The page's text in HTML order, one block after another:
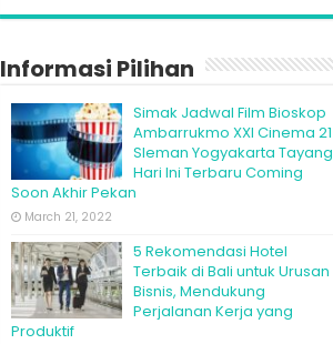
Informasi Pilihan
Simak Jadwal Film Bioskop
Ambarrukmo XXI Cinema 21
Sleman Yogyakarta Tayang
Hari Ini Terbaru Coming
Soon Akhir Pekan
March 21, 2022
5 Rekomendasi Hotel
Terbaik di Bali untuk Urusan
Bisnis, Mendukung
Perjalanan Kerja yang
Produktif